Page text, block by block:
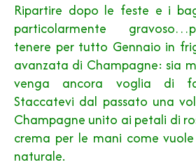
Ripartire dopo le feste e i
particolarmente
tenere per tutto Gennaio in
avanzata di Champagne: sia
venga ancora voglia di
Staccatevi dal passato una
Champagne unito ai petali di
crema per le mani come
naturale.